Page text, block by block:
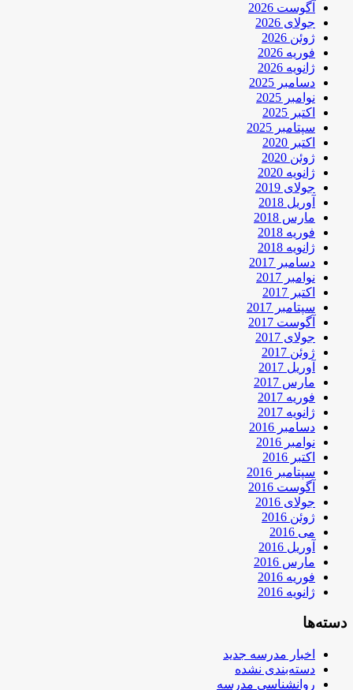
آگوست 2026
جولای 2026
ژوئن 2026
فوریه 2026
ژانویه 2026
دسامبر 2025
نوامبر 2025
اکتبر 2025
سپتامبر 2025
اکتبر 2020
ژوئن 2020
ژانویه 2020
جولای 2019
آوریل 2018
مارس 2018
فوریه 2018
ژانویه 2018
دسامبر 2017
نوامبر 2017
اکتبر 2017
سپتامبر 2017
آگوست 2017
جولای 2017
ژوئن 2017
آوریل 2017
مارس 2017
فوریه 2017
ژانویه 2017
دسامبر 2016
نوامبر 2016
اکتبر 2016
سپتامبر 2016
آگوست 2016
جولای 2016
ژوئن 2016
می 2016
آوریل 2016
مارس 2016
فوریه 2016
ژانویه 2016
دسته‌ها
اخبار مدرسه جدید
دسته‌بندی نشده
روانشناسی مدرسه